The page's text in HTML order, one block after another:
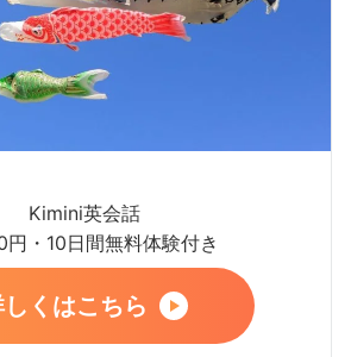
Kimini英会話
円・10日間無料体験付き
くはこちら